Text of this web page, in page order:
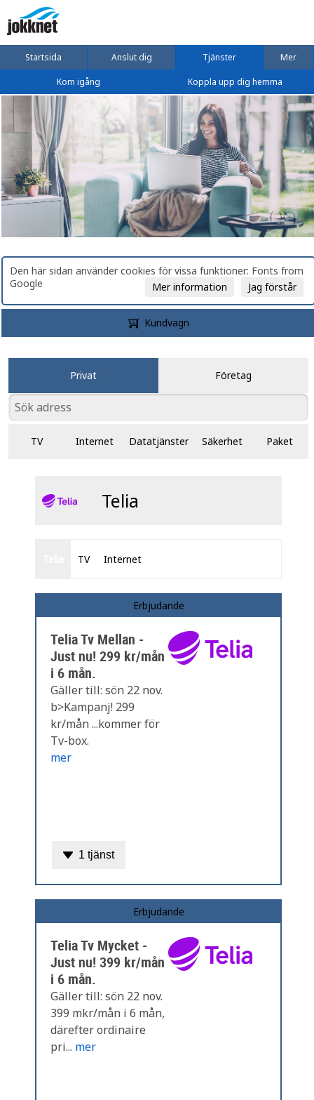
Startsida Anslut dig Tjänster Mer
Kom igång Koppla upp dig hemma
Den här sidan använder cookies för vissa funktioner: Fonts from
Google
Jag förstår
Mer information
Kundvagn
Privat Företag
TV Internet Datatjänster Säkerhet Paket
Telia
TV Internet
Erbjudande
Telia Tv Mellan -
Just nu! 299 kr/mån
i 6 mån.
Gäller till: sön 22 nov.
b>Kampanj! 299
kr/mån ...kommer för
Tv-box.
mer
1 tjänst
Erbjudande
Telia Tv Mycket -
Just nu! 399 kr/mån
i 6 mån.
Gäller till: sön 22 nov.
399 mkr/mån i 6 mån,
därefter ordinaire
pri... mer